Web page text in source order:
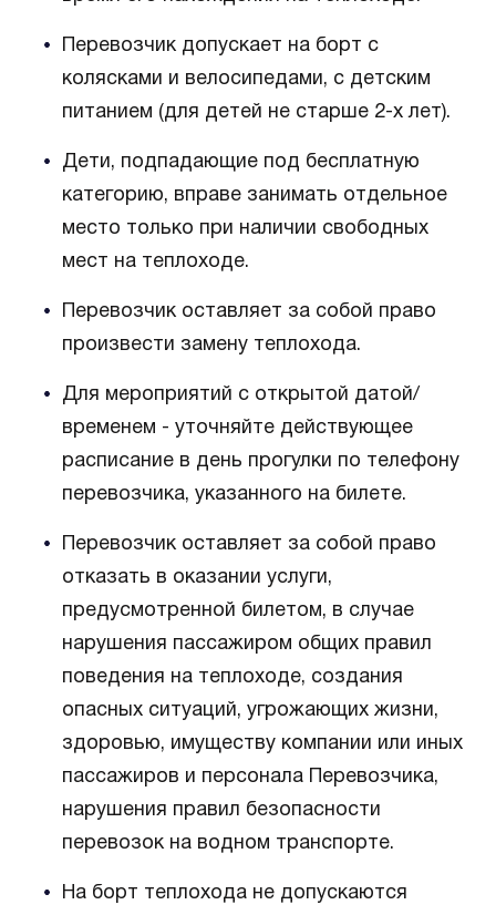
Перевозчик допускает на борт с
колясками и велосипедами, с детским
питанием (для детей не старше 2-х лет).
Дети, подпадающие под бесплатную
категорию, вправе занимать отдельное
место только при наличии свободных
мест на теплоходе.
Перевозчик оставляет за собой право
произвести замену теплохода.
Для мероприятий с открытой датой/
временем - уточняйте действующее
расписание в день прогулки по телефону
перевозчика, указанного на билете.
Перевозчик оставляет за собой право
отказать в оказании услуги,
предусмотренной билетом, в случае
нарушения пассажиром общих правил
поведения на теплоходе, создания
опасных ситуаций, угрожающих жизни,
здоровью, имуществу компании или иных
пассажиров и персонала Перевозчика,
нарушения правил безопасности
перевозок на водном транспорте.
На борт теплохода не допускаются